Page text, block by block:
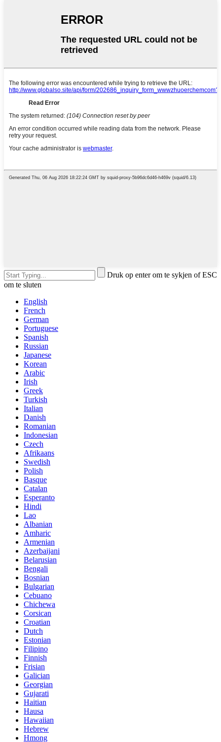
Druk op enter om te sykjen of ESC
om te sluten
English
French
German
Portuguese
Spanish
Russian
Japanese
Korean
Arabic
Irish
Greek
Turkish
Italian
Danish
Romanian
Indonesian
Czech
Afrikaans
Swedish
Polish
Basque
Catalan
Esperanto
Hindi
Lao
Albanian
Amharic
Armenian
Azerbaijani
Belarusian
Bengali
Bosnian
Bulgarian
Cebuano
Chichewa
Corsican
Croatian
Dutch
Estonian
Filipino
Finnish
Frisian
Galician
Georgian
Gujarati
Haitian
Hausa
Hawaiian
Hebrew
Hmong